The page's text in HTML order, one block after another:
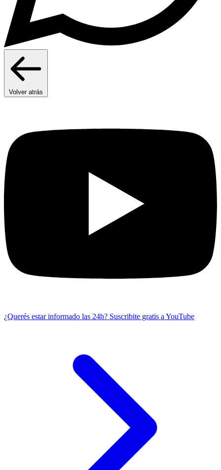
Volver atrás
¿Querés estar informado las 24h? Suscribite gratis a YouTube